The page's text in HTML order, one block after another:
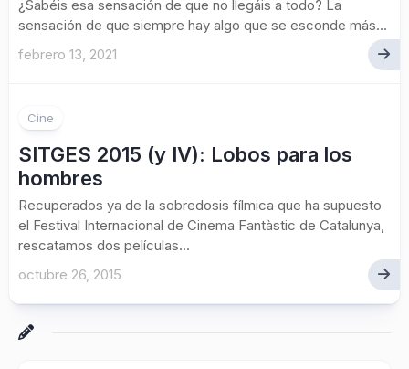
¿Sabéis esa sensación de que no llegáis a todo? La
sensación de que siempre hay algo que se esconde más...
febrero 13, 2021
Cine
SITGES 2015 (y IV): Lobos para los
hombres
Recuperados ya de la sobredosis fílmica que ha supuesto
el Festival Internacional de Cinema Fantàstic de Catalunya,
rescatamos dos películas...
octubre 26, 2015